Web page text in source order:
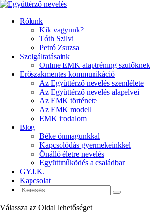
Rólunk
Kik vagyunk?
Tóth Szilvi
Petró Zsuzsa
Szolgáltatásaink
Online EMK alaptréning szülőknek
Erőszakmentes kommunikáció
Az Együttérző nevelés szemlélete
Az Együttérző nevelés alapelvei
Az EMK története
Az EMK modell
EMK irodalom
Blog
Béke önmagunkkal
Kapcsolódás gyermekeinkkel
Önálló életre nevelés
Együttműködés a családban
GY.I.K.
Kapcsolat
Válassza az Oldal lehetőséget